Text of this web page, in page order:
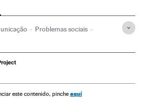
Problemas sociais
estar social
Vem pra Rua
este contenido, pinche aquí